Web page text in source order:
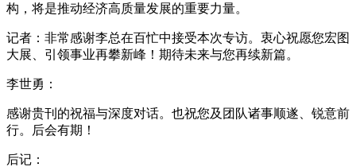
构，将是推动经济高质量发展的重要力量。
记者：非常感谢李总在百忙中接受本次专访。衷心祝愿您宏图
大展、引领事业再攀新峰！期待未来与您再续新篇。
李世勇：
感谢贵刊的祝福与深度对话。也祝您及团队诸事顺遂、锐意前
行。后会有期！
后记：